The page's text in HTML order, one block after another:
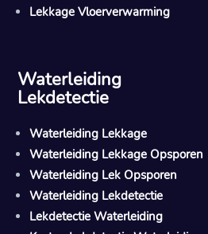
Lekkage Vloerverwarming
Waterleiding
Lekdetectie
Waterleiding Lekkage
Waterleiding Lekkage Opsporen
Waterleiding Lek Opsporen
Waterleiding Lekdetectie
Lekdetectie Waterleiding